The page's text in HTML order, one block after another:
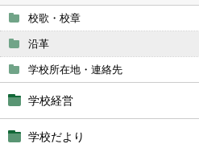
校歌・校章
沿革
学校所在地・連絡先
学校経営
学校だより